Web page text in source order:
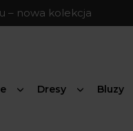
– nowa kolekcja
Dresy Bluzy